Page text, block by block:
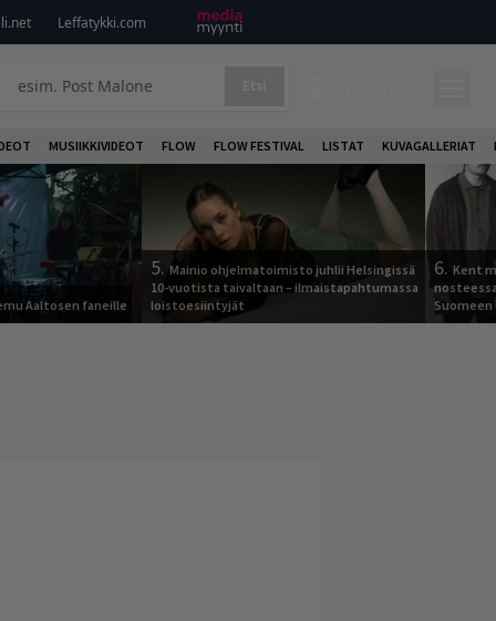
Leffatykki.com
MUSIIKKIVIDEOT FLOW FLOW FESTIVAL LISTAT KUVAGALLERIAT
Aaltosen faneille
5. Mainio ohjelmatoimisto juhlii Helsingissä
10-vuotista taivaltaan – ilmaistapahtumassa
loistoesiintyjät
6. Kent
Suomeen